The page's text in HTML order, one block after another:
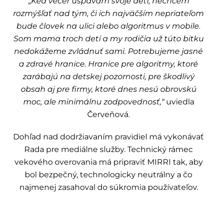
rozmýšľať nad tým, či ich najväčším nepriateľom
bude človek na ulici alebo algoritmus v mobile.
Som mama troch detí a my rodičia už túto bitku
nedokážeme zvládnuť sami. Potrebujeme jasné
a zdravé hranice. Hranice pre algoritmy, ktoré
zarábajú na detskej pozornosti, pre škodlivý
obsah aj pre firmy, ktoré dnes nesú obrovskú
moc, ale minimálnu zodpovednosť,“uviedla
Červeňová.
Dohľad nad dodržiavaním pravidiel má vykonávať
Rada pre mediálne služby. Technický rámec
vekového overovania má pripraviť MIRRI tak, aby
bol bezpečný, technologicky neutrálny a čo
najmenej zasahoval do súkromia používateľov.